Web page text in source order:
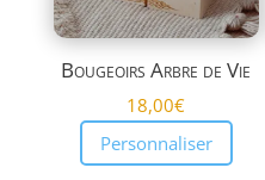
Bougeoirs Arbre de Vie
18,00€
Personnaliser